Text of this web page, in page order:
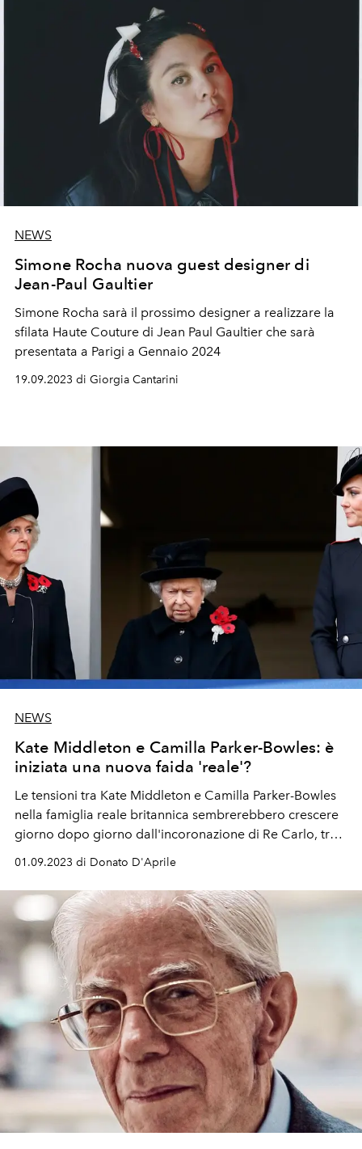
NEWS
Simone Rocha nuova guest designer di
Jean-Paul Gaultier
Simone Rocha sarà il prossimo designer a realizzare la
sfilata Haute Couture di Jean Paul Gaultier che sarà
presentata a Parigi a Gennaio 2024
19.09.2023 di Giorgia Cantarini
NEWS
Kate Middleton e Camilla Parker-Bowles: è
iniziata una nuova faida 'reale'?
Le tensioni tra Kate Middleton e Camilla Parker-Bowles
nella famiglia reale britannica sembrerebbero crescere
giorno dopo giorno dall'incoronazione di Re Carlo, tra
scomode richieste e differenze nel trattamento reale.
01.09.2023 di Donato D'Aprile